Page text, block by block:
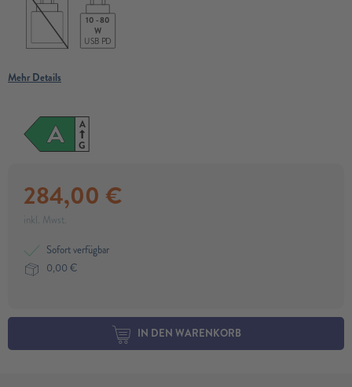
10 - 80
W
USB PD
Mehr Details
A
G
A
284,00 €
inkl. Mwst.
Sofort verfügbar
0,00 €
IN DEN WARENKORB